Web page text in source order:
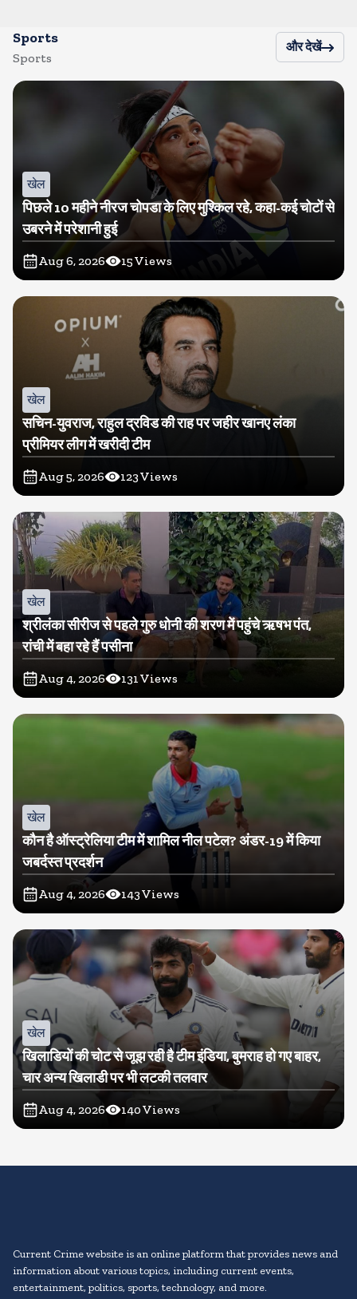
Sports
Sports
और देखें
खेल
पिछले 10 महीने नीरज चोपडा के लिए मुश्किल रहे, कहा-कई चोटों से
उबरने में परेशानी हुई
Aug 6, 2026 15Views
खेल
सचिन-युवराज, राहुल द्रविड की राह पर जहीर खानए लंका
प्रीमियर लीग में खरीदी टीम
Aug 5, 2026 123Views
खेल
श्रीलंका सीरीज से पहले गुरु धोनी की शरण में पहुंचे ऋषभ पंत,
रांची में बहा रहे हैं पसीना
Aug 4, 2026 131Views
खेल
कौन है ऑस्ट्रेलिया टीम में शामिल नील पटेल? अंडर-19 में किया
जबर्दस्त प्रदर्शन
Aug 4, 2026 143Views
खेल
खिलाडियों की चोट से जूझ रही है टीम इंडिया, बुमराह हो गए बाहर,
चार अन्य खिलाडी पर भी लटकी तलवार
Aug 4, 2026 140Views
Current Crime website is an online platform that provides news and
information about various topics, including current events,
entertainment, politics, sports, technology, and more.